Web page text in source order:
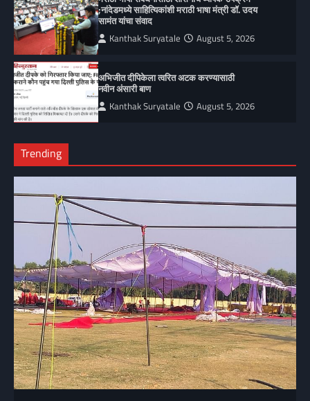
;नांदेडमध्ये साहित्यिकांशी मराठी भाषा मंत्री डॉ. उदय
सामंत यांचा संवाद
Kanthak Suryatale August 5, 2026
अभिजीत दीपिकेला त्वरित अटक करण्यासाठी
नवीन अंसारी बाण
Kanthak Suryatale August 5, 2026
Trending